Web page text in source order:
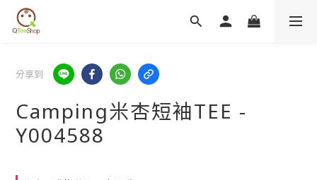
分享到
Camping米杏短袖TEE -
Y004588